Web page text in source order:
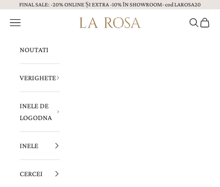
Sari la continut
FINAL SALE: -20% ONLINE ȘI EXTRA -10% ÎN SHOWROOM- cod LAROSA20
Bijuterii LA ROSA
Menu CautăCoș
NOUTATI
VERIGHETE
INELE DE
LOGODNA
INELE
CERCEI